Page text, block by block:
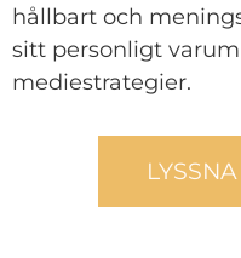
hållbart och
sitt personligt
mediestrategier.